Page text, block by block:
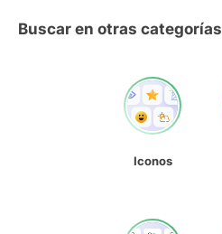
Buscar en otras categorías
Iconos